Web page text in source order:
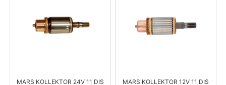
MARS KOLLEKTOR 24V 11 DIS
MARS KOLLEKTOR 12V 11 DIS